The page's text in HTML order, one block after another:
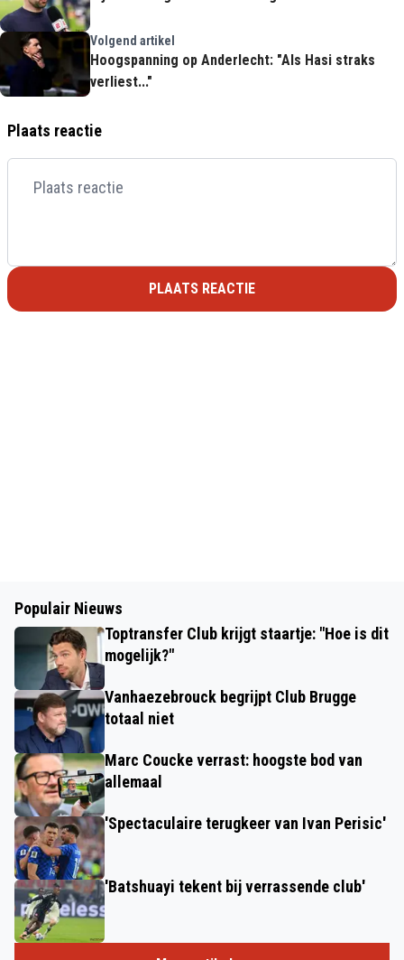
Volgend artikel
Hoogspanning op Anderlecht: "Als Hasi straks
verliest..."
Plaats reactie
PLAATS REACTIE
Populair Nieuws
Toptransfer Club krijgt staartje: "Hoe is dit
mogelijk?"
Vanhaezebrouck begrijpt Club Brugge
totaal niet
Marc Coucke verrast: hoogste bod van
allemaal
'Spectaculaire terugkeer van Ivan Perisic'
'Batshuayi tekent bij verrassende club'